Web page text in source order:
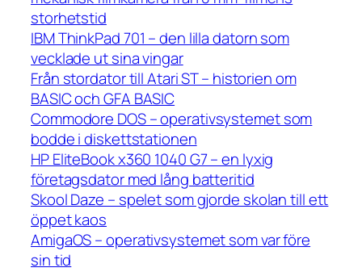
storhetstid
IBM ThinkPad 701 – den lilla datorn som
vecklade ut sina vingar
Från stordator till Atari ST – historien om
BASIC och GFA BASIC
Commodore DOS – operativsystemet som
bodde i diskettstationen
HP EliteBook x360 1040 G7 – en lyxig
företagsdator med lång batteritid
Skool Daze – spelet som gjorde skolan till ett
öppet kaos
AmigaOS – operativsystemet som var före
sin tid